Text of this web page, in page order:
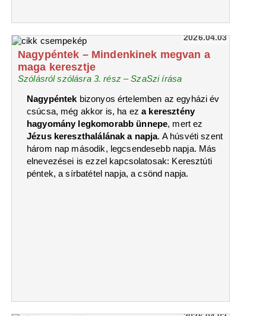
2026.04.03
Nagypéntek – Mindenkinek megvan a
maga keresztje
Szólásról szólásra 3. rész – SzaSzi írása
Nagypéntek bizonyos értelemben az egyházi év
csúcsa, még akkor is, ha eza keresztény
hagyomány legkomorabb ünnepe, mert ez
Jézus kereszthalálának a napja. A húsvéti szent
három nap második, legcsendesebb napja. Más
elnevezései is ezzel kapcsolatosak: Keresztúti
péntek, a sírbatétel napja, a csönd napja.